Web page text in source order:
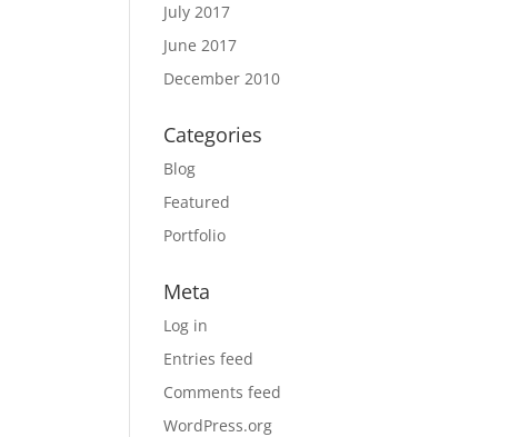
July 2017
June 2017
December 2010
Categories
Blog
Featured
Portfolio
Meta
Log in
Entries feed
Comments feed
WordPress.org